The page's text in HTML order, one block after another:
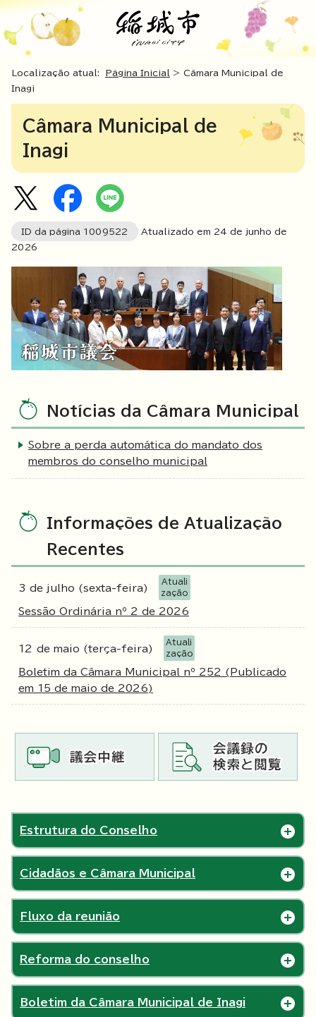
Localização atual: Página Inicial
> Câmara Municipal de
Inagi
Câmara Municipal de
Inagi
ID da página 1009522 Atualizado em 24 de junho de
2026
Notícias da Câmara Municipal
Sobre a perda automática do mandato dos
membros do conselho municipal
Informações de Atualização
Recentes
3 de julho (sexta-feira)
Atuali
zação
Sessão Ordinária nº 2 de 2026
12 de maio (terça-feira)
Atuali
zação
Boletim da Câmara Municipal nº 252 (Publicado
em 15 de maio de 2026)
Estrutura do Conselho
Cidadãos e Câmara Municipal
Fluxo da reunião
Reforma do conselho
Boletim da Câmara Municipal de Inagi